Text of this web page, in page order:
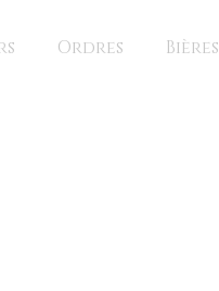
Ordres Bières